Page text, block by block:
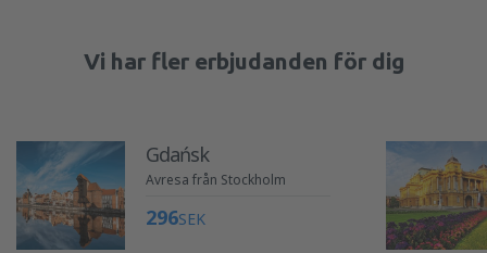
Vi har fler erbjudanden för dig
Gdańsk
Avresa från Stockholm
296SEK